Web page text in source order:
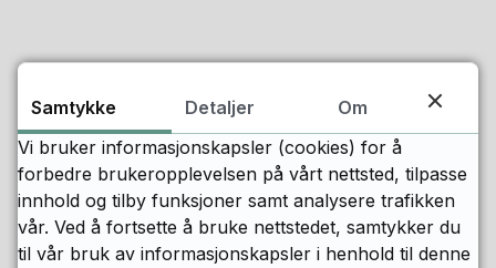
Samtykke Detaljer
Om
Vi bruker informasjonskapsler (cookies) for å
forbedre brukeropplevelsen på vårt nettsted, tilpasse
innhold og tilby funksjoner samt analysere trafikken
vår. Ved å fortsette å bruke nettstedet, samtykker du
til vår bruk av informasjonskapsler i henhold til denne